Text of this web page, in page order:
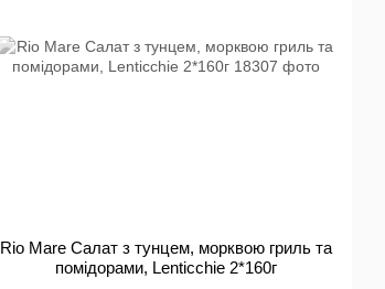
Rio Mare Салат з тунцем, морквою гриль та
помідорами, Lenticchie 2*160г